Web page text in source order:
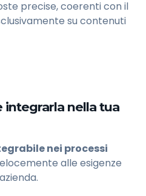
precise, coerenti con il
su contenuti
integrarla nella tua
nei processi
alle esigenze